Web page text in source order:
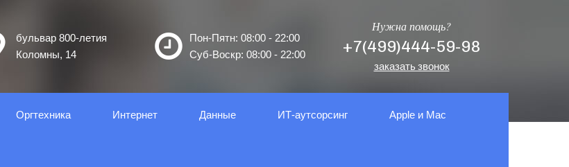
бульвар 800-летия
Коломны, 14
Пон-Пятн: 08:00 - 22:00
Суб-Воскр: 08:00 - 22:00
Нужна помощь?
+7(499)444-59-98
заказать звонок
Оргтеxника Интернет Данные ИТ-аутсорсинг Apple и Mac